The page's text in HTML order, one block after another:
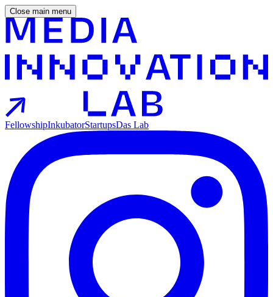
Close main menu
FellowshipInkubatorStartupsDas Lab